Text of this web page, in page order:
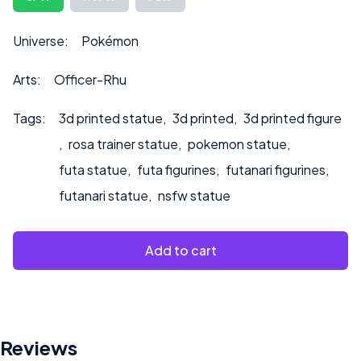
info@sultry3dprints.com*** w sprawie indywidualnych
zamówień lub jeśli chcesz, abyśmy pomalowali produkt.
Universe: Pokémon
Arts: Officer-Rhu
Tags: 3d printed statue, 3d printed, 3d printed figure
, rosa trainer statue, pokemon statue,
futa statue, futa figurines, futanari figurines,
futanari statue, nsfw statue
Add to cart
Reviews